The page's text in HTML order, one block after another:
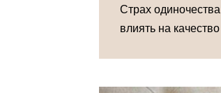
Страх
влиять на